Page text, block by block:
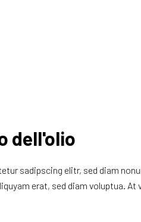
dell'olio
sadipscing elitr, sed diam
erat, sed diam voluptua. At